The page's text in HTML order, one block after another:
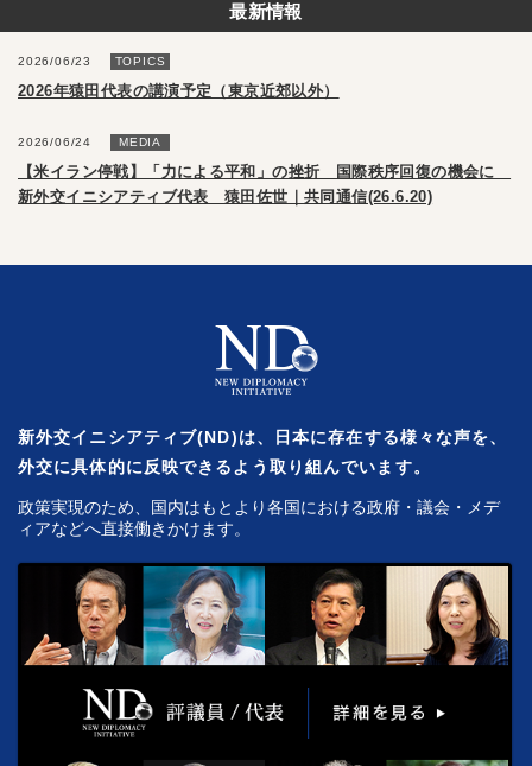
最新情報
2026/06/23 TOPICS
2026年猿田代表の講演予定（東京近郊以外）
2026/06/24 MEDIA
【米イラン停戦】「力による平和」の挫折 国際秩序回復の機会に
新外交イニシアティブ代表 猿田佐世｜共同通信(26.6.20)
新外交イニシアティブ(ND)は、日本に存在する様々な声を、
外交に具体的に反映できるよう取り組んでいます。
政策実現のため、国内はもとより各国における政府・議会・メデ
ィアなどへ直接働きかけます。